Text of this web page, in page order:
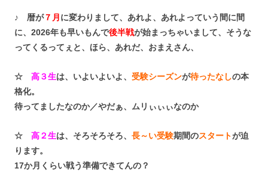
♪ 暦が７月 に変わりまして、あれよ、あれよっていう間に間
に、2026年も早いもんで後半戦が始まっちゃいまして、そうな
ってくるってぇと、ほら、あれだ、おまえさん、
☆ 高３生は、いよいよいよ、 受験シーズンが待ったなしの本
格化。
待ってましたなのか／やだぁ、ムリぃぃぃなのか
☆ 高２生は、そろそろそろ、 長～い受験期間のスタートが迫
ります。
17か月くらい戦う準備できてんの？